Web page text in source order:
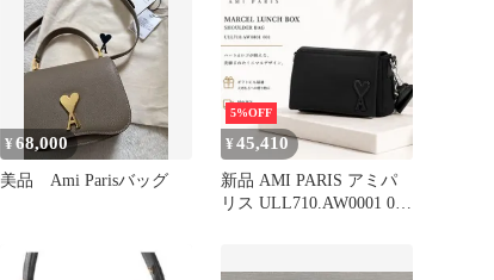
¥68,000
美品 Ami Parisバッグ
5%OFF
¥45,410
新品 AMI PARIS アミパ
リス ULL710.AW0001 001
ッグ/ショルダーバッグ